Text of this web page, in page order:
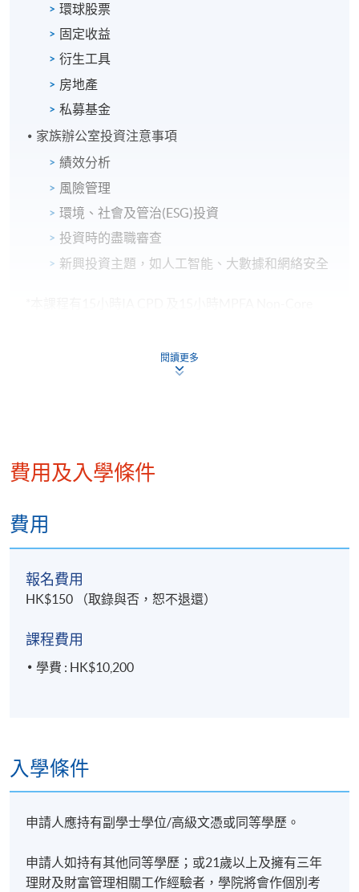
環球股票
固定收益
衍生工具
房地產
私募基金
家族辦公室投資注意事項
績效分析
風險管理
環境、社會及管治(ESG)投資
投資時的盡職審查
新興投資主題，如人工智能、大數據和網絡安全
關博士擁有17年以上之家族辦公室管理及投資銀行經
驗。在加入目前任職之單一家族辦公室擔任首席投資
了解，如股票、固定收益、結構性產品、對沖基金、
私募股權投資等，並成功為高淨值個人及家庭提供最
碩士及香港大學金融學碩士(雙主修金融工程及風險管
理) 學位 ，並以一級榮譽畢業於香港科技大學財務及信
閱讀更多
費用及入學條件
費用
報名費用
HK$150 （取錄與否，恕不退還）
課程費用
學費 : HK$10,200
入學條件
申請人應持有副學士學位/高級文憑或同等學歷。
申請人如持有其他同等學歷；或21歲以上及擁有三年
理財及財富管理相關工作經驗者，學院將會作個別考